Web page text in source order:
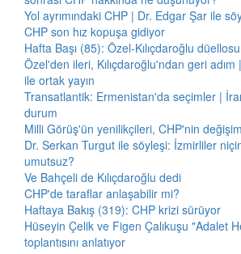
Yol ayrımındaki CHP | Dr. Edgar Şar ile
CHP son hız kopuşa gidiyor
Hafta Başı (85): Özel-Kılıçdaroğlu düellosu
Özel'den ileri, Kılıçdaroğlu'ndan geri
ile ortak yayın
Transatlantik: Ermenistan'da seçimler |
durum
Milli Görüş'ün yenilikçileri, CHP'nin
Dr. Serkan Turgut ile söyleşi: İzmirliler
umutsuz?
Ve Bahçeli de Kılıçdaroğlu dedi
CHP'de taraflar anlaşabilir mi?
Haftaya Bakış (319): CHP krizi sürüyor
Hüseyin Çelik ve Figen Çalıkuşu "Adalet
toplantısını anlatıyor